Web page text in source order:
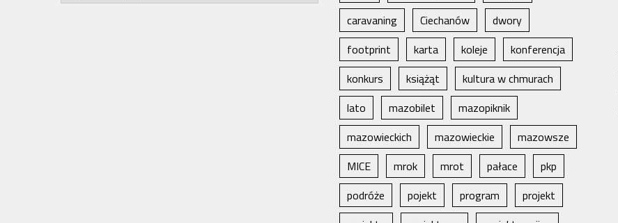
caravaning
Ciechanów
dwory
footprint
karta koleje
konferencja
konkurs
książąt
kultura w chmurach
lato
mazobilet
mazopiknik
mazowieckich
mazowieckie
mazowsze
MICE
mrok mrot pałace
pkp
podróże
pojekt program
projekt